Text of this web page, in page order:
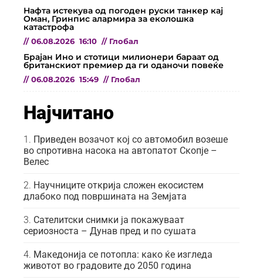
Нафта истекува од погоден руски танкер кај
Оман, Гринпис алармира за еколошка
катастрофа
// 06.08.2026 16:10 // Глобал
Брајан Ино и стотици милионери бараат од
британскиот премиер да ги оданочи повеќе
// 06.08.2026 15:49 // Глобал
Најчитано
Приведен возачот кој со автомобил возеше
во спротивна насока на автопатот Скопје –
Велес
Научниците открија сложен екосистем
длабоко под површината на Земјата
Сателитски снимки ја покажуваат
сериозноста – Дунав пред и по сушата
Македонија се потопла: како ќе изгледа
животот во градовите до 2050 година